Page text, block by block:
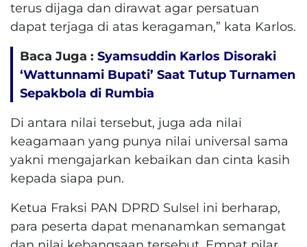
terus dijaga dan dirawat agar persatuan
dapat terjaga di atas keragaman,” kata Karlos.
Baca Juga : Syamsuddin Karlos Disoraki
‘Wattunnami Bupati’ Saat Tutup Turnamen
Sepakbola di Rumbia
Di antara nilai tersebut, juga ada nilai
keagamaan yang punya nilai universal sama
yakni mengajarkan kebaikan dan cinta kasih
kepada siapa pun.
Ketua Fraksi PAN DPRD Sulsel ini berharap,
para peserta dapat menanamkan semangat